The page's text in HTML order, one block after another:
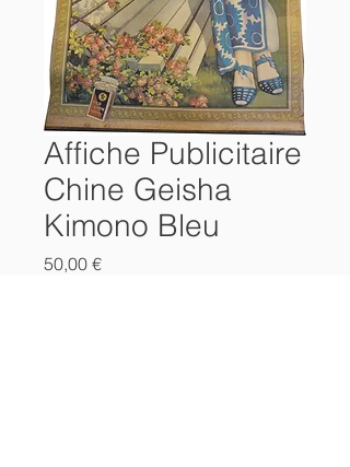
Affiche Publicitaire
Chine Geisha
Kimono Bleu
50,00 €Prix